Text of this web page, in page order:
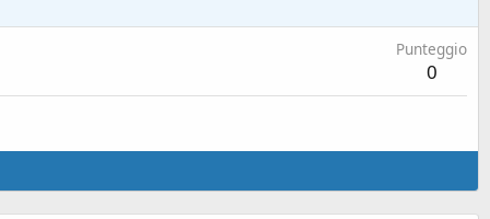
Punteggio
0